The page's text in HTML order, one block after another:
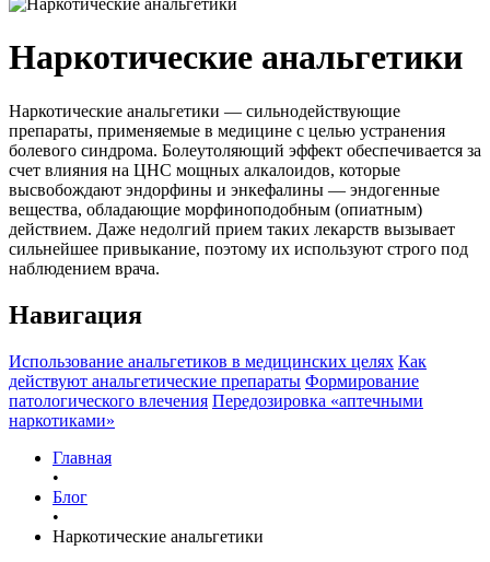
Наркотические анальгетики
Наркотические анальгетики — сильнодействующие
препараты, применяемые в медицине с целью устранения
болевого синдрома. Болеутоляющий эффект обеспечивается за
счет влияния на ЦНС мощных алкалоидов, которые
высвобождают эндорфины и энкефалины — эндогенные
вещества, обладающие морфиноподобным (опиатным)
действием. Даже недолгий прием таких лекарств вызывает
сильнейшее привыкание, поэтому их используют строго под
наблюдением врача.
Навигация
Использование анальгетиков в медицинских целях Как
действуют анальгетические препараты Формирование
патологического влечения Передозировка «аптечными
наркотиками»
Главная
•
Блог
•
Наркотические анальгетики